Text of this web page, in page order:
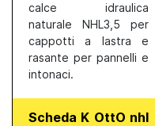
calce idraulica
naturale NHL3,5 per
cappotti a lastra e
rasante per pannelli e
intonaci.
Scheda K OttO nhl